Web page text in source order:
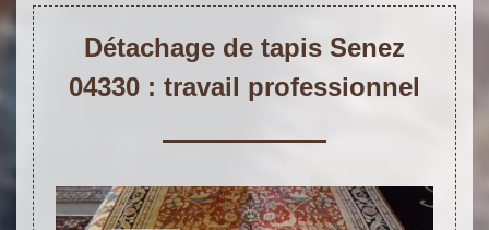
Détachage de tapis Senez
04330 : travail professionnel